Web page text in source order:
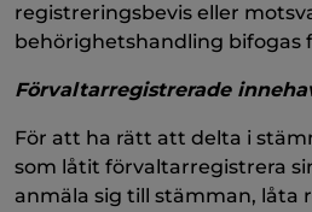
registreringsbevis eller
behörighetshandling bifogas
Förvaltarregistrerade
För att ha rätt att delta i
som låtit förvaltarregistrera
anmäla sig till stämman, låta